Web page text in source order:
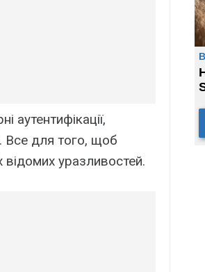
аутентифікації,
Все для того, щоб
відомих уразливостей.